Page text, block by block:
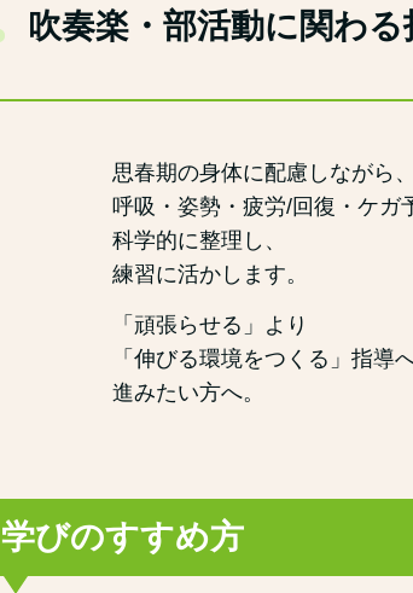
吹奏楽・部活動に関わ
思春期の身体に配慮しながら、
呼吸・姿勢・疲労/回復・ケガ
科学的に整理し、
練習に活かします。
「頑張らせる」より
「伸びる環境をつくる」指導
進みたい方へ。
学びのすすめ方